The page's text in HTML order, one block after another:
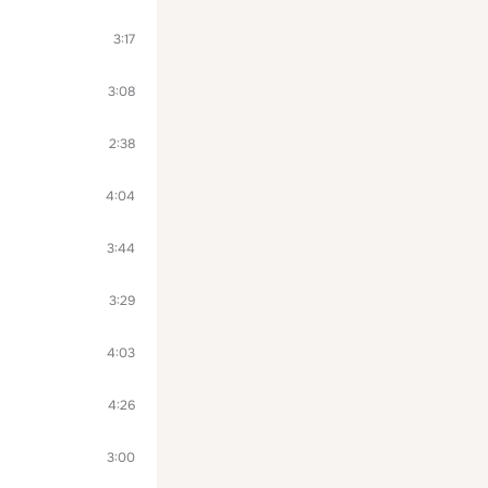
3:17
3:08
2:38
4:04
3:44
3:29
4:03
4:26
3:00